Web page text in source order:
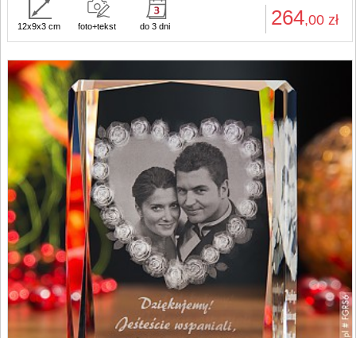
264,00 zł
12x9x3 cm foto+tekst do 3 dni